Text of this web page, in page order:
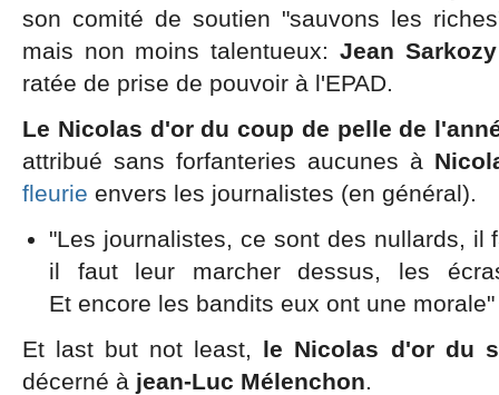
son comité de soutien "sauvons les
mais non moins talentueux: Jean Sarkozy
ratée de prise de pouvoir à l'EPAD.
Le Nicolas d'or du coup de pelle de
attribué sans forfanteries aucunes à
fleurie envers les journalistes (en général).
"Les journalistes, ce sont des nullards, il
il faut leur marcher dessus, les
Et encore les bandits eux ont une morale"
Et last but not least, le Nicolas d'or du
décerné à jean-Luc Mélenchon.